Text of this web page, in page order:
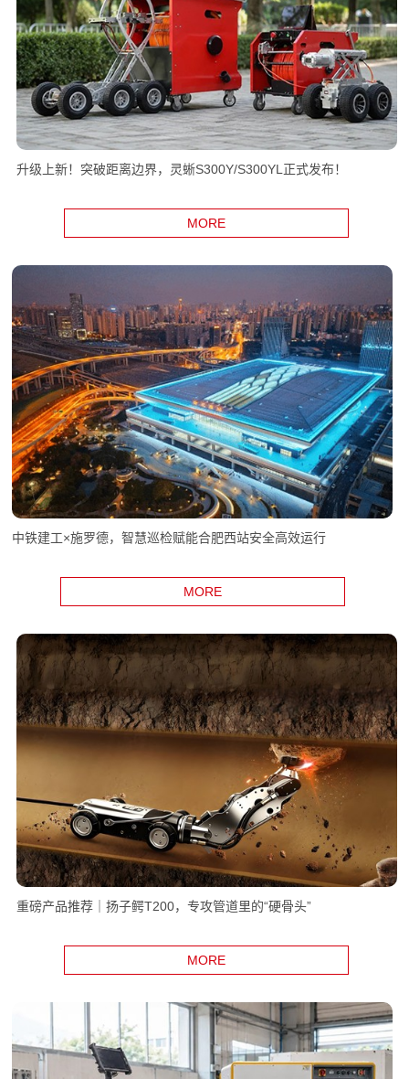
MORE
升级上新！突破距离边界，灵蜥S300Y/S300YL正式发布！
MORE
中铁建工×施罗德，智慧巡检赋能合肥西站安全高效运行